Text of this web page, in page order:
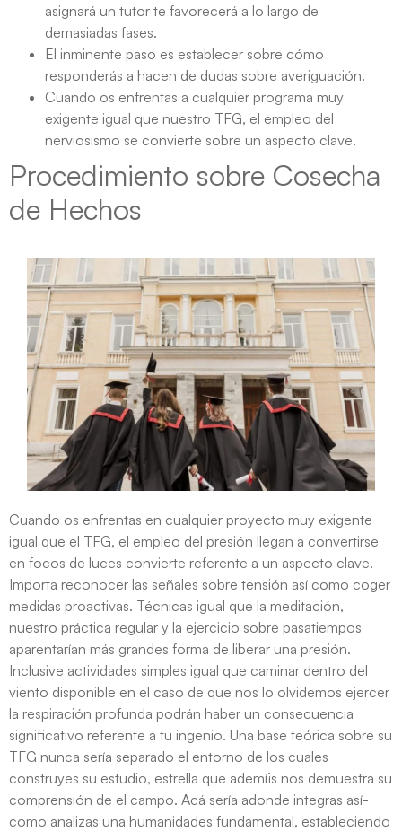
asignará un tutor te favorecerá a lo largo de
demasiadas fases.
El inminente paso es establecer sobre cómo
responderás a hacen de dudas sobre averiguación.
Cuando os enfrentas a cualquier programa muy
exigente igual que nuestro TFG, el empleo del
nerviosismo se convierte sobre un aspecto clave.
Procedimiento sobre Cosecha
de Hechos
Cuando os enfrentas en cualquier proyecto muy exigente
igual que el TFG, el empleo del presión llegan a convertirse
en focos de luces convierte referente a un aspecto clave.
Importa reconocer las señales sobre tensión así­ como coger
medidas proactivas. Técnicas igual que la meditación,
nuestro práctica regular y la ejercicio sobre pasatiempos
aparentarían más grandes forma de liberar una presión.
Inclusive actividades simples igual que caminar dentro del
viento disponible en el caso de que nos lo olvidemos ejercer
la respiración profunda podrán haber un consecuencia
significativo referente a tu ingenio. Una base teórica sobre su
TFG nunca serí­a separado el entorno de los cuales
construyes su estudio, estrella que ademí¡s nos demuestra su
comprensión de el campo. Acá serí­a adonde integras así­
como analizas una humanidades fundamental, estableciendo